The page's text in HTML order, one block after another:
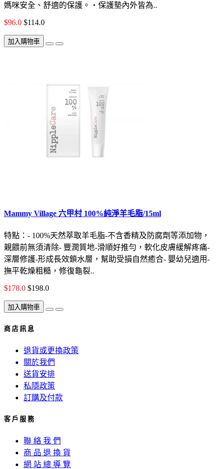
媽咪安全、舒適的保護。‧保護墊內外皆為..
$96.0 $114.0
加入購物車
Mammy Village 六甲村 100%純淨羊毛脂/15ml
特點：- 100%天然萃取羊毛脂-不含香精及防腐劑等添加物，
親餵前無須清除- 豐潤質地-滑順好推勻，軟化皮膚緩解疼痛-
深層修護-形成長效鎖水層，幫助受損自然癒合- 嬰幼兒適用-
撫平乾燥粗糙，修復龜裂..
$178.0 $198.0
加入購物車
商 店 訊 息
退貨或更換政策
關於我們
送貨安排
私隱政策
訂購及付款
客 戶 服 務
聯 絡 我 們
商 品 退 換 貨
網 站 總 導 覽